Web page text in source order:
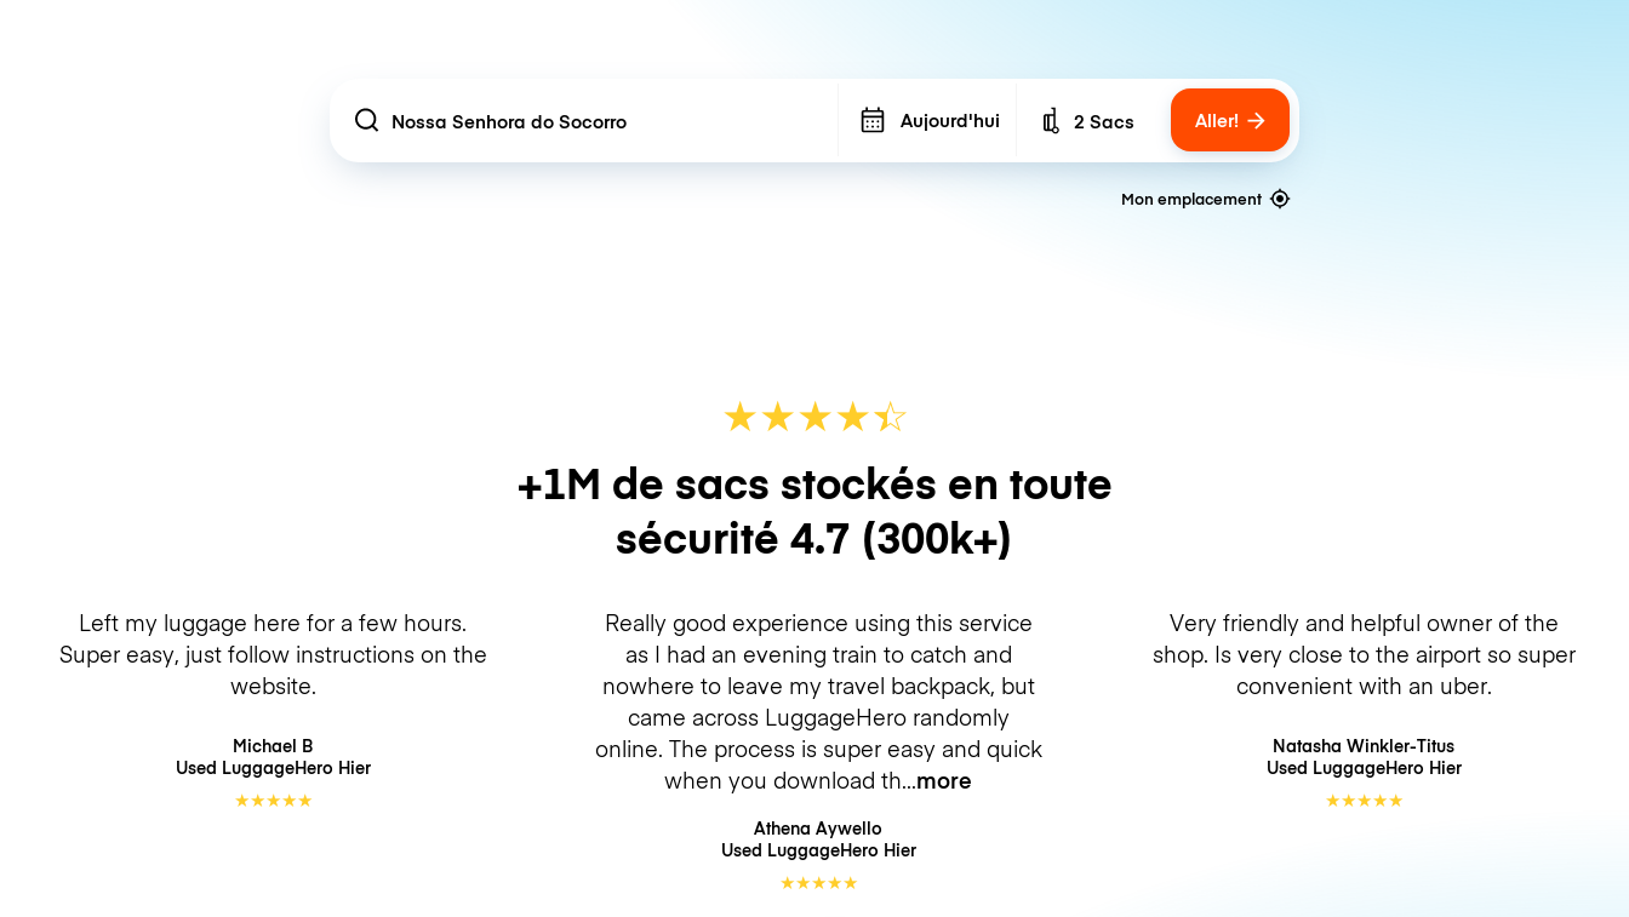
Location Aujourd'hui Number of bags
2 Sacs Aller!
Mon emplacement
★★★★☆
★
+1M de sacs stockés en toute
sécurité 4.7 (300k+)
Left my luggage here for a few hours.
Super easy, just follow instructions on the
website.
Michael B
Used LuggageHero Hier
★★★★★
Really good experience using this service
as I had an evening train to catch and
nowhere to leave my travel backpack, but
came across LuggageHero randomly
online. The process is super easy and quick
when you download th more
Athena Aywello
Used LuggageHero Hier
★★★★★
Very friendly and helpful owner of the
shop. Is very close to the airport so super
convenient with an uber.
Natasha Winkler-Titus
Used LuggageHero Hier
★★★★★